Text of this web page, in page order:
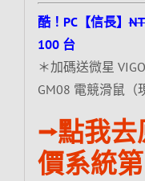
酷！PC【信長】
100 台
＊加碼送微星
GM08 電競滑鼠（
⭢點我去
價系統